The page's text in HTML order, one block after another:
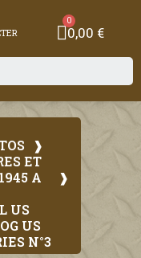
0,00 €
ET
A
US
US
N°3